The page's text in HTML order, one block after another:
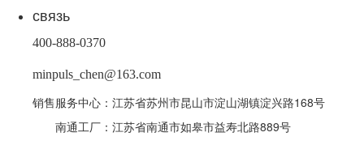
связь
400-888-0370
minpuls_chen@163.com
销售服务中心：江苏省苏州市昆山市淀山湖镇淀兴路168号
南通工厂：江苏省南通市如皋市益寿北路889号